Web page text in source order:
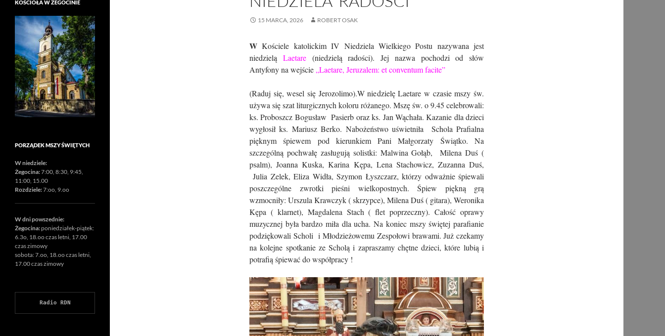
15 MARCA, 2026 ROBERT OSAK
W Kościele katolickim IV Niedziela Wielkiego Postu nazywana jest
niedzielą Laetare(niedzielą radości). Jej nazwa pochodzi od słów
Antyfony na wejście „Laetare, Jeruzalem: et conventum facite”
(Raduj się, wesel się Jerozolimo).W niedzielę Laetare w czasie mszy św.
używa się szat liturgicznych koloru różanego. Mszę św. o 9.45 celebrowali:
ks. Proboszcz Bogusław Pasierb oraz ks. Jan Wąchała. Kazanie dla dzieci
wygłosił ks. Mariusz Berko. Nabożeństwo uświetniła Schola Prafialna
pięknym śpiewem pod kierunkiem Pani Małgorzaty Świątko. Na
szczególną pochwałę zasługują solistki: Malwina Gołąb, Milena Duś (
psalm), Joanna Kuska, Karina Kępa, Lena Stachowicz, Zuzanna Duś,
Julia Zelek, Eliza Widła, Szymon Łyszczarz, którzy odważnie śpiewali
poszczególne zwrotki pieśni wielkopostnych. Śpiew piękną grą
wzmocniły: Urszula Krawczyk ( skrzypce), Milena Duś ( gitara), Weronika
Kępa ( klarnet), Magdalena Stach ( flet poprzeczny). Całość oprawy
muzycznej była bardzo miła dla ucha. Na koniec mszy świętej parafianie
podziękowali Scholi i Młodzieżowemu Zespołowi brawami. Już czekamy
na kolejne spotkanie ze Scholą i zapraszamy chętne dzieci, które lubią i
potrafią śpiewać do współpracy !
KOŚCIOŁA W ŻEGOCINIE
PORZĄDEK MSZY ŚWIĘTYCH
W niedziele:
Żegocina:7:00, 8:30, 9:45,
11:00, 15.00
Rozdziele:7:oo, 9.oo
W dni powszednie:
Żegocina: poniedziałek-piątek:
6.3o, 18.oo czas letni, 17.00
czas zimowy
sobota: 7.oo, 18.oo czas letni,
17.00 czas zimowy
Radio RDN